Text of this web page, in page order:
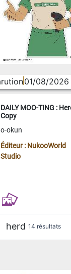
01/08/2026
DAILY MOO-TING :
Copy
o-okun
Éditeur : NukooWorld
Studio
herd 14 résultats